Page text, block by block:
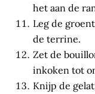
het aan de
Leg de
de terrine.
Zet de
inkoken tot
Knijp de